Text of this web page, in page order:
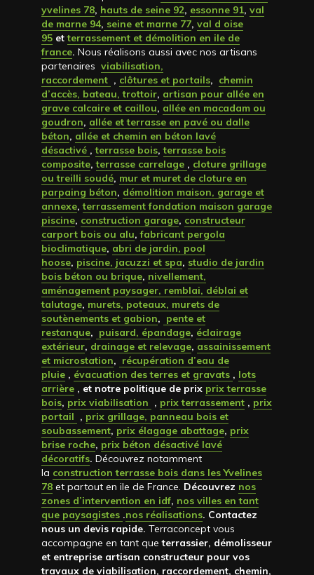
yvelines 78, hauts de seine 92, essonne 91, val
de marne 94, seine et marne 77, val d oise
95 etterrassement et démolition en ile de
france. Nous réalisons aussi avec nos artisans
partenaires viabilisation,
raccordement , clôtures et portails, chemin
d’accès, bateau, trottoir, artisan pour allée en
grave calcaire et caillou, allée en macadam ou
goudron, allée et terrasse en pavé ou dalle
béton, allée et chemin en béton lavé
désactivé ,terrasse bois,terrasse bois
composite,terrasse carrelage , cloture grillage
ou treilli soudé, mur et muret de cloture en
parpaing béton, démolition maison, garage et
annexe,terrassement fondation maison garage
piscine, construction garage, constructeur
carport bois ou alu,fabricant pergola
bioclimatique, abri de jardin, pool
hoose, piscine, jacuzzi et spa, studio de jardin
bois béton ou brique, nivellement,
aménagement paysager, remblai, déblai et
talutage, murets, poteaux, murets de
soutènements et gabion, pente et
restanque, puisard, épandage, éclairage
extérieur, drainage et relevage, assainissement
et microstation, récupération d’eau de
pluie , évacuation des terres et gravats , lots
arrière , et notre politique de prix prix terrasse
bois, prix viabilisation , prix terrassement , prix
portail , prix grillage, panneau bois et
soubassement, prix élagage abattage, prix
brise roche, prix béton désactivé lavé
décoratifs. Découvrez notamment
la construction terrasse bois dans les Yvelines
78 et partout en ile de France. Découvrez nos
zones d’intervention en idf, nos villes en tant
que paysagistes .nos réalisations. Contactez
nous un devis rapide. Terraconcept vous
accompagne en tant queterrassier, démolisseur
et entreprise artisan constructeur pour vos
travaux de viabilisation, raccordement, chemin,